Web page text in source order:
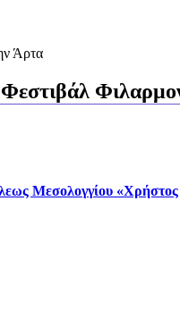
Άρτα
Μεσολογγίου